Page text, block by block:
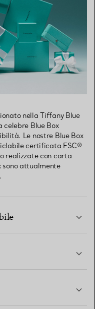
nella Tiffany Blue
celebre Blue Box
Le nostre Blue Box
certificata FSC®
realizzate con carta
sono attualmente